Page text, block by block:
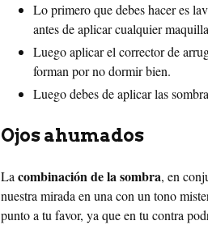
Lo primero que debes hacer es
antes de aplicar cualquier
Luego aplicar el corrector de
forman por no dormir bien.
Luego debes de aplicar las
Ojos ahumados
Lacombinación de la sombra, en
nuestra mirada en una con un tono
punto a tu favor, ya que en tu contra